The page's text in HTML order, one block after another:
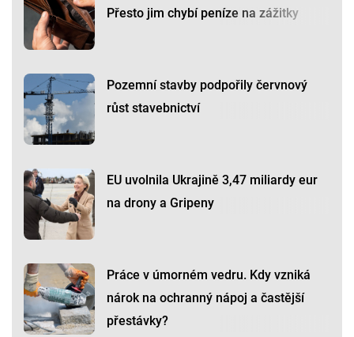
Přesto jim chybí peníze na zážitky
Pozemní stavby podpořily červnový
růst stavebnictví
EU uvolnila Ukrajině 3,47 miliardy eur
na drony a Gripeny
Práce v úmorném vedru. Kdy vzniká
nárok na ochranný nápoj a častější
přestávky?